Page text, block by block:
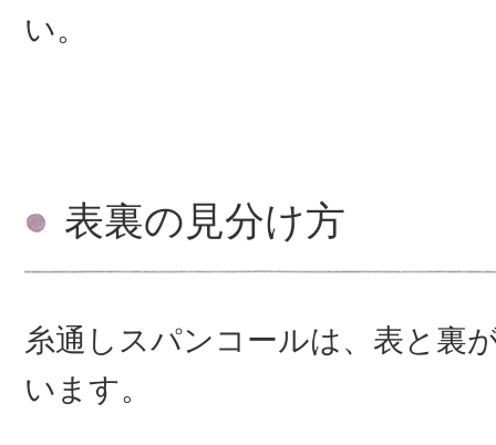
い。
表裏の見分け方
糸通しスパンコールは、表と裏
います。